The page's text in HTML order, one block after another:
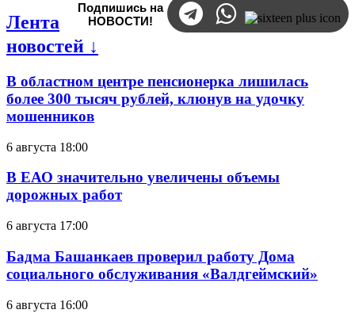
Подпишись на
НОВОСТИ!
Лента
новостей ↓
В областном центре пенсионерка лишилась
более 300 тысяч рублей, клюнув на удочку
мошенников
6 августа 18:00
В ЕАО значительно увеличены объемы
дорожных работ
6 августа 17:00
Бадма Башанкаев проверил работу Дома
социального обслуживания «Валдгеймский»
6 августа 16:00